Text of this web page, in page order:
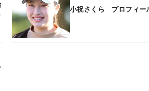
小祝さくら プロフィー